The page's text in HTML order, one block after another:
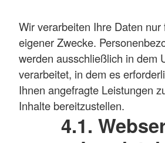
Wir verarbeiten Ihre Daten
eigener Zwecke.
werden ausschließlich in dem
verarbeitet, in dem es
Ihnen angefragte Leistungen
Inhalte bereitzustellen.
4.1.